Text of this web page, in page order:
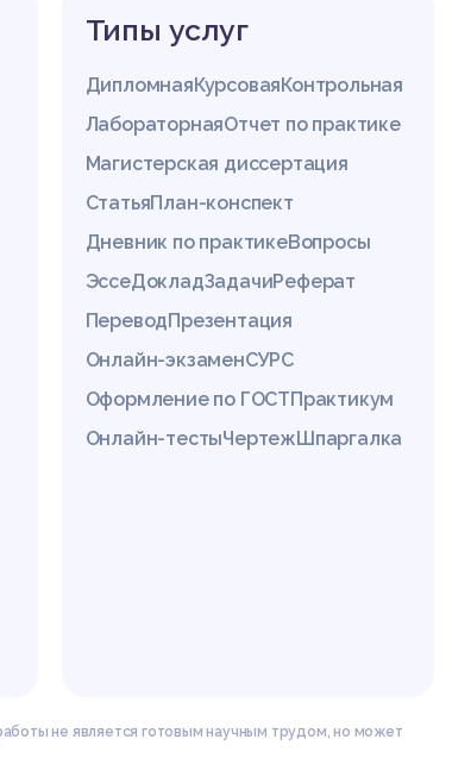
Типы услуг
ДипломнаяКурсоваяКонтрольная
ЛабораторнаяОтчет по практике
Магистерская диссертация
СтатьяПлан-конспект
Дневник по практикеВопросы
ЭссеДокладЗадачиРеферат
ПереводПрезентация
Онлайн-экзаменСУРС
Оформление по ГОСТПрактикум
Онлайн-тестыЧертежШпаргалка
не является готовым научным трудом, но может